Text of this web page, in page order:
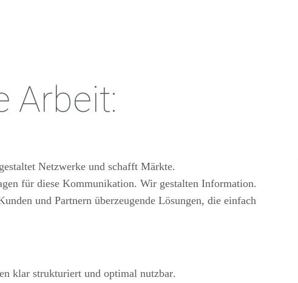
Arbeit:
Netzwerke und schafft Märkte.
für diese Kommunikation. Wir gestalten Information.
und Partnern überzeugende Lösungen, die einfach
klar strukturiert und optimal nutzbar.